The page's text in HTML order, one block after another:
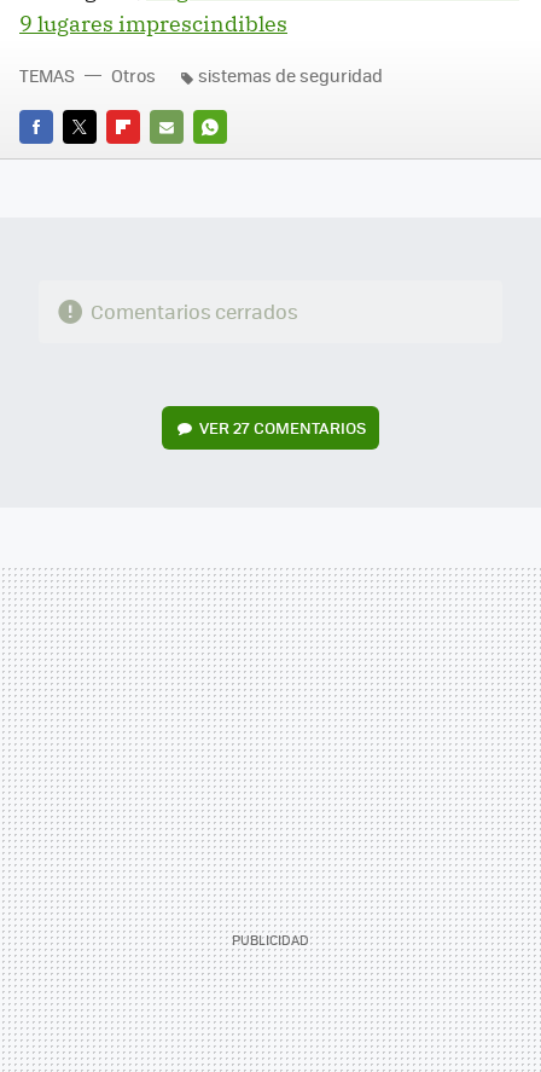
9 lugares imprescindibles
FACEBOOK
TWITTERFLIPBOARD
E-
WHATSAPP
TEMAS Otros sistemas de seguridad
Comentarios cerrados
VER 27 COMENTARIOS